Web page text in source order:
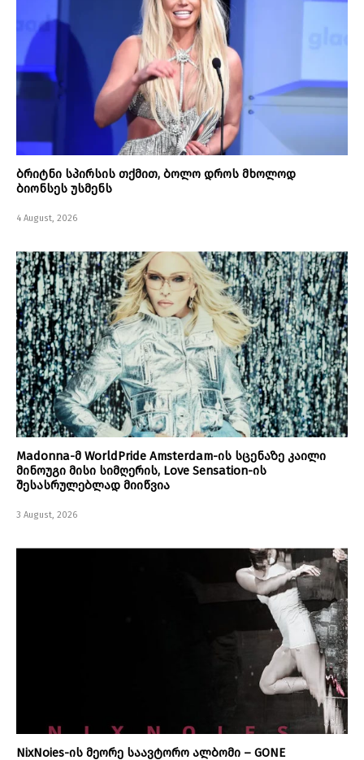
ბრიტნი სპირსის თქმით, ბოლო დროს მხოლოდ
ბიონსეს უსმენს
4 August, 2026
Madonna-მ WorldPride Amsterdam-ის სცენაზე კაილი
მინოუგი მისი სიმღერის, Love Sensation-ის
შესასრულებლად მიიწვია
3 August, 2026
NixNoies-ის მეორე საავტორო ალბომი – GONE